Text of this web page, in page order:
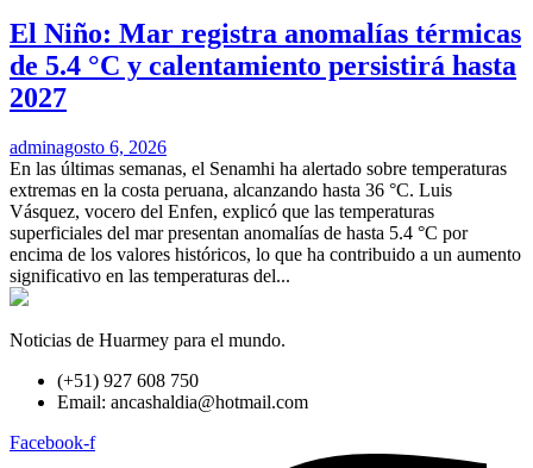
El Niño: Mar registra anomalías térmicas
de 5.4 °C y calentamiento persistirá hasta
2027
adminagosto 6, 2026
En las últimas semanas, el Senamhi ha alertado sobre temperaturas
extremas en la costa peruana, alcanzando hasta 36 °C. Luis
Vásquez, vocero del Enfen, explicó que las temperaturas
superficiales del mar presentan anomalías de hasta 5.4 °C por
encima de los valores históricos, lo que ha contribuido a un aumento
significativo en las temperaturas del...
Noticias de Huarmey para el mundo.
(+51) 927 608 750
Email: ancashaldia@hotmail.com
Facebook-f